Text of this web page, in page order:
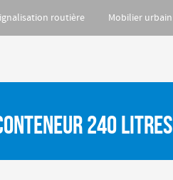
routière Mobilier urbain
240 Litres